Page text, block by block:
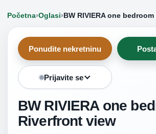
Početna›Oglasi›BW RIVIERA one
Ponudite nekretninu
Prijavite se
BW RIVIERA one
Riverfront view